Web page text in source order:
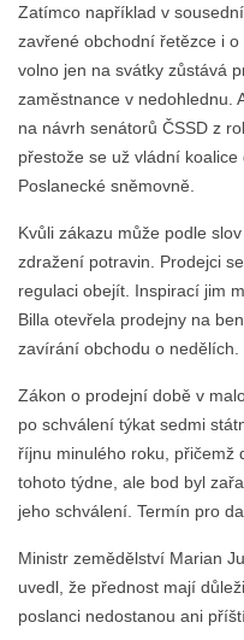
Zatímco například v
zavřené obchodní řetězce i
volno jen na svátky zůstává
zaměstnance v nedohlednu.
na návrh senátorů ČSSD z
přestože se už vládní
Poslanecké sněmovně.
Kvůli zákazu může podle
zdražení potravin. Prodejci
regulaci obejít. Inspirací jim
Billa otevřela prodejny na
zavírání obchodu o nedělích.
Zákon o prodejní době v
po schválení týkat sedmi
říjnu minulého roku, přičemž
tohoto týdne, ale bod byl
jeho schválení. Termín pro
Ministr zemědělství Marian
uvedl, že přednost mají
poslanci nedostanou ani